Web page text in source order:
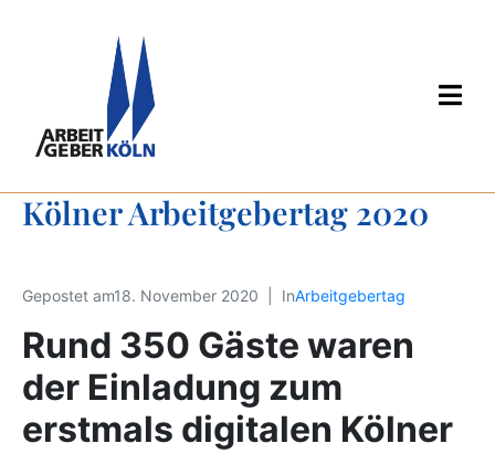
Kölner Arbeitgebertag 2020
Gepostet am18. November 2020 InArbeitgebertag
Rund 350 Gäste waren
der Einladung zum
erstmals digitalen Kölner